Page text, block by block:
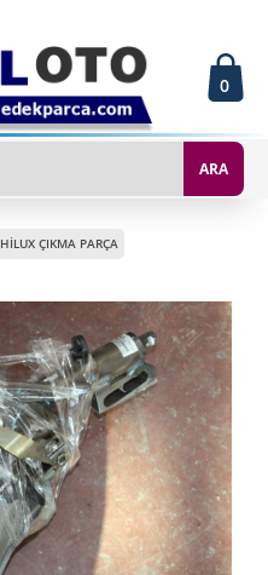
0
ARA
HİLUX ÇIKMA PARÇA